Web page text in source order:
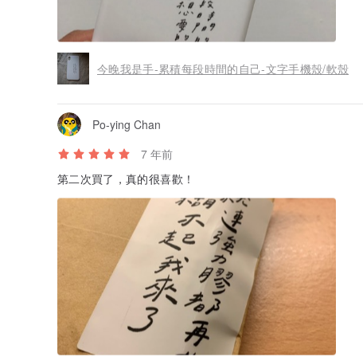
今晚我是手-累積每段時間的自己-文字手機殼/軟殼
Po-ying Chan
7 年前
第二次買了，真的很喜歡！